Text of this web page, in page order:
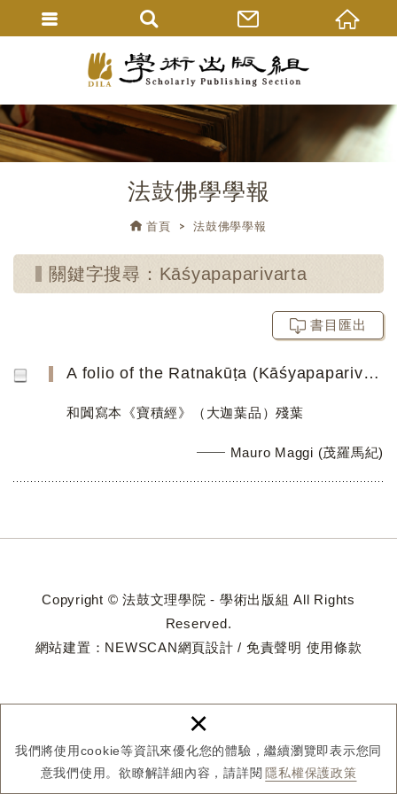
我們將使用cookie等資訊來優化您的體驗，繼續瀏覽即表示您同
意我們使用。欲瞭解詳細內容，請詳閱 隱私權保護政策
×
法鼓佛學學報
首頁 法鼓佛學學報
關鍵字搜尋：Kāśyapaparivarta
書目匯出
A folio of the Ratnakūṭa (Kāśyapaparivarta) in Khotanese
和闐寫本《寶積經》（大迦葉品）殘葉
Mauro Maggi (茂羅馬紀)
Copyright © 法鼓文理學院 - 學術出版組 All Rights
Reserved.
網站建置： NEWSCAN網頁設計 / 免責聲明 使用條款